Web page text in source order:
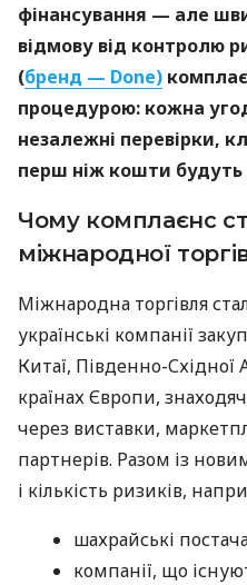
фінансування — але
відмову від контролю
(бренд — Done)
процедурою: кожна
незалежні перевірки,
перш ніж кошти будуть
Чому комплаєнс
міжнародної
Міжнародна торгівля
українські компанії
Китаї, Південно-Східної
країнах Європи,
через виставки,
партнерів. Разом із
і кількість ризиків,
шахрайські
компанії, що